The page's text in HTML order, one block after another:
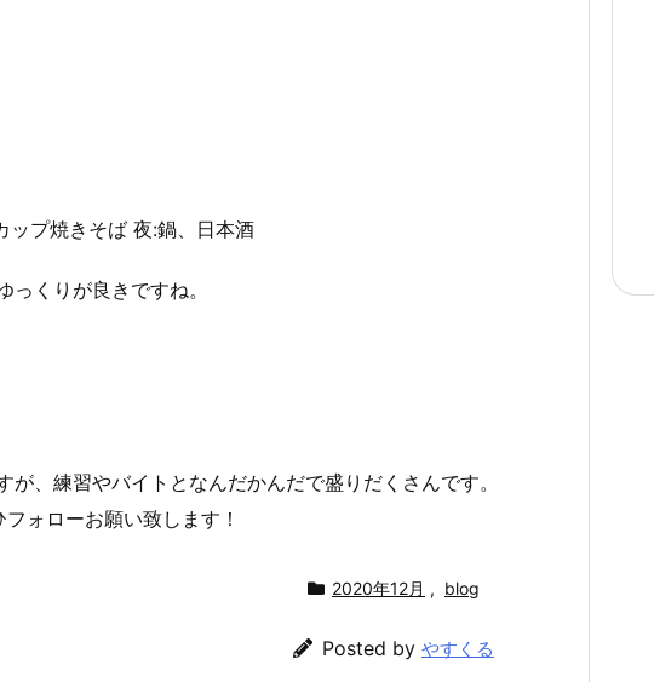
ップ焼きそば 夜:鍋、日本酒
くりが良きですね。
、練習やバイトとなんだかんだで盛りだくさんです。
フォローお願い致します！
2020年12月 , blog
Posted by やすくる